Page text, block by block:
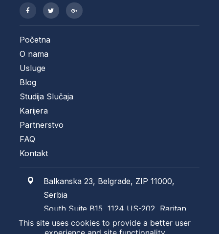
Početna
O nama
Usluge
Blog
Studija Slučaja
Karijera
Partnerstvo
FAQ
Kontakt
Balkanska 23, Belgrade, ZIP 11000,
Serbia
South Suite B15, 1124 US-202, Raritan,
NJ 08869, USA
This site uses cookies to provide a better user